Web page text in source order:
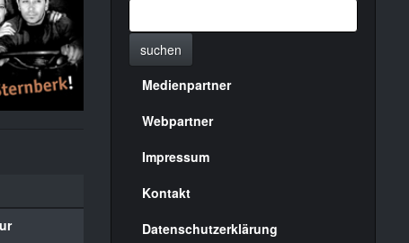
suchen
Menülinks
rechte
Seite
Medienpartner
Webpartner
Impressum
Kontakt
Datenschutzerklärung